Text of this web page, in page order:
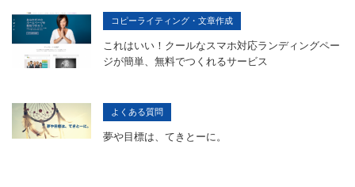
コピーライティング・文章作成
これはいい！クールなスマホ対応ランディングペー
ジが簡単、無料でつくれるサービス
よくある質問
夢や目標は、てきとーに。